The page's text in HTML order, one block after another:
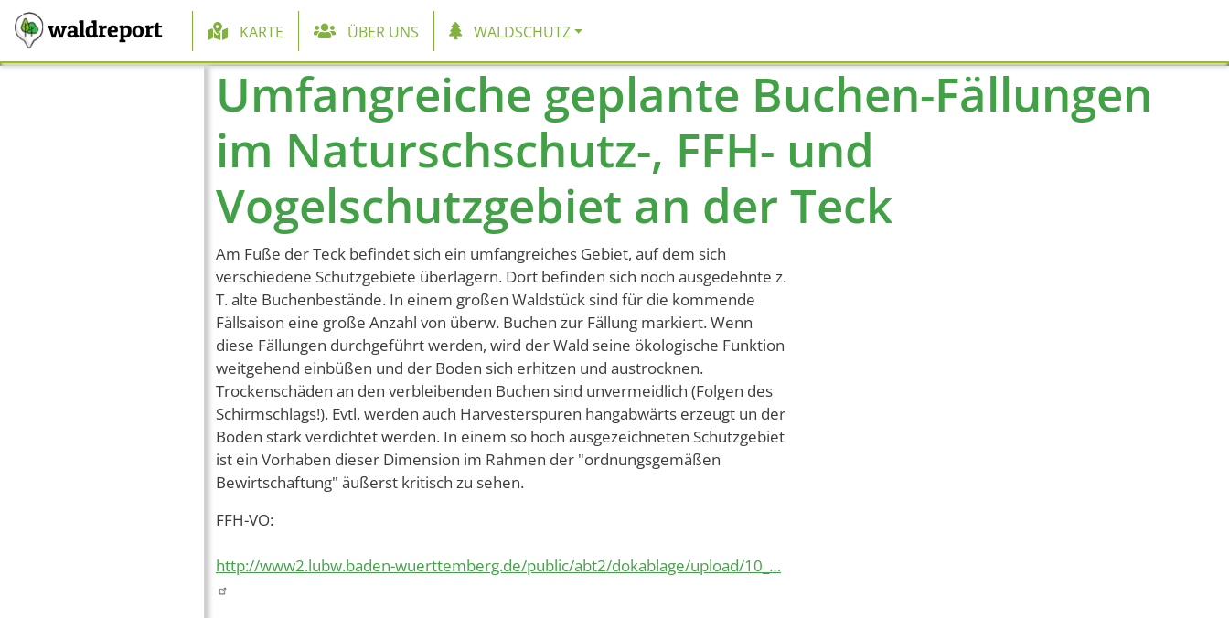
waldreport Hauptnavigation
KARTE ÜBER UNS WALDSCHUTZ
Umfangreiche geplante Buchen-Fällungen
im Naturschschutz-, FFH- und
Vogelschutzgebiet an der Teck
Am Fuße der Teck befindet sich ein umfangreiches Gebiet, auf dem sich
verschiedene Schutzgebiete überlagern. Dort befinden sich noch ausgedehnte z.
T. alte Buchenbestände. In einem großen Waldstück sind für die kommende
Fällsaison eine große Anzahl von überw. Buchen zur Fällung markiert. Wenn
diese Fällungen durchgeführt werden, wird der Wald seine ökologische Funktion
weitgehend einbüßen und der Boden sich erhitzen und austrocknen.
Trockenschäden an den verbleibenden Buchen sind unvermeidlich (Folgen des
Schirmschlags!). Evtl. werden auch Harvesterspuren hangabwärts erzeugt un der
Boden stark verdichtet werden. In einem so hoch ausgezeichneten Schutzgebiet
ist ein Vorhaben dieser Dimension im Rahmen der "ordnungsgemäßen
Bewirtschaftung" äußerst kritisch zu sehen.
FFH-VO:
http://www2.lubw.baden-wuerttemberg.de/public/abt2/dokablage/upload/10_…